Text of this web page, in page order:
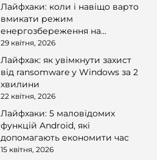
Лайфхаки: коли і навіщо варто
вмикати режим
енергозбереження на
смартфоні
29 квітня, 2026
Лайфхак: як увімкнути захист
від ransomware у Windows за 2
хвилини
22 квітня, 2026
Лайфхаки: 5 маловідомих
функцій Android, які
допомагають економити час
15 квітня, 2026